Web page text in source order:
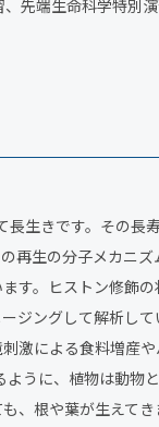
先端生命科学特別演
生きです。その長
再生の分子メカニ
す。ヒストン修飾
ジングして解析し
激による食料増産
うに、植物は動物
、根や葉が生えて